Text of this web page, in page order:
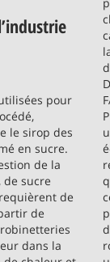
pour
le sirop des
en sucre.
de la
de sucre
de
de
dans la